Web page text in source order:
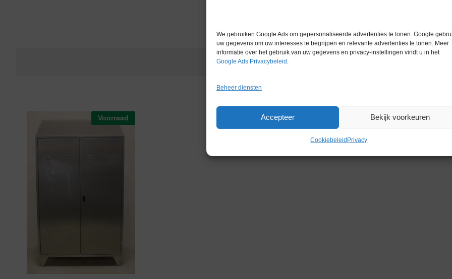
We gebruiken Google Ads om gepersonaliseerde advertenties te tonen. Google
uw gegevens om uw interesses te begrijpen en relevante advertenties te tonen. Meer
informatie over het gebruik van uw gegevens en privacy-instellingen vindt u in het
Google Ads Privacybeleid .
Beheer diensten
Accepteer Bekijk voorkeuren
CookiebeleidPrivacy
Gerelateerde producten
Voorraad